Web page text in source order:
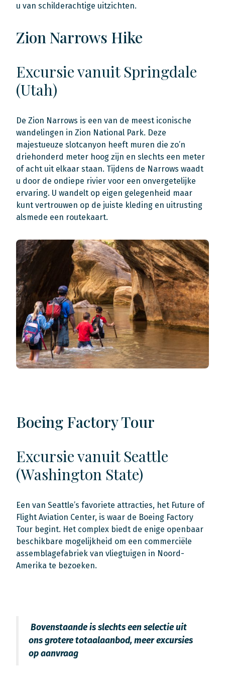
u van schilderachtige uitzichten.
Zion Narrows Hike
Excursie vanuit Springdale
(Utah)
De Zion Narrows is een van de meest iconische
wandelingen in Zion National Park. Deze
majestueuze slotcanyon heeft muren die zo’n
driehonderd meter hoog zijn en slechts een meter
of acht uit elkaar staan. Tijdens de Narrows waadt
u door de ondiepe rivier voor een onvergetelijke
ervaring. U wandelt op eigen gelegenheid maar
kunt vertrouwen op de juiste kleding en uitrusting
alsmede een routekaart.
Boeing Factory Tour
Excursie vanuit Seattle
(Washington State)
Een van Seattle’s favoriete attracties, het Future of
Flight Aviation Center, is waar de Boeing Factory
Tour begint. Het complex biedt de enige openbaar
beschikbare mogelijkheid om een commerciële
assemblagefabriek van vliegtuigen in Noord-
Amerika te bezoeken.
Bovenstaande is slechts een selectie uit
ons grotere totaalaanbod, meer excursies
op aanvraag